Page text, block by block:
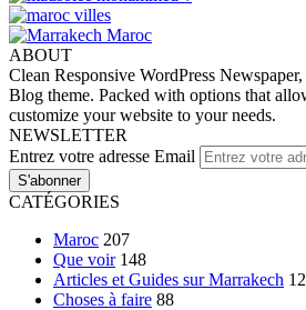
ABOUT
Clean Responsive WordPress
Blog theme. Packed with options that
customize your website to your needs.
NEWSLETTER
Entrez votre adresse Email
CATÉGORIES
Maroc 207
Que voir 148
Articles et Guides sur Marrakech
Choses à faire 88